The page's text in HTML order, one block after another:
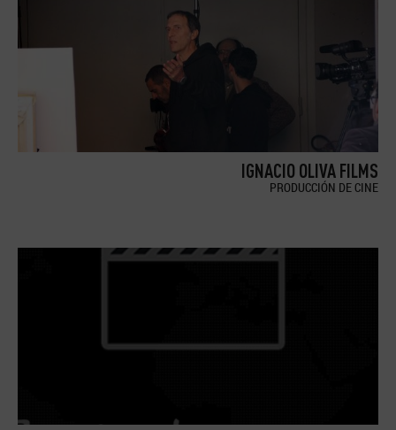
IGNACIO OLIVA FILMS
PRODUCCIÓN DE CINE